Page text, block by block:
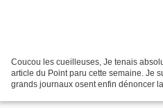
Coucou les cueilleuses, Je tenais
article du Point paru cette semaine. Je
grands journaux osent enfin dénoncer